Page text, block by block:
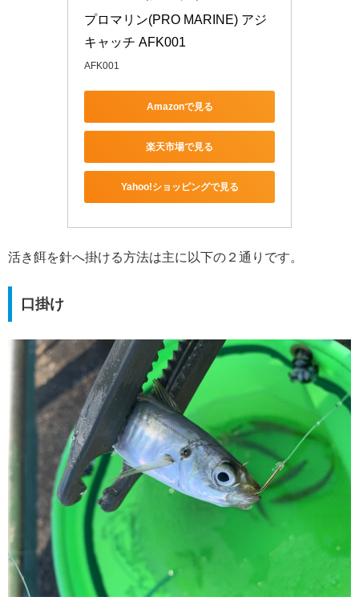
プロマリン(PRO MARINE) アジ
キャッチ AFK001
AFK001
Amazonで見る
楽天市場で見る
Yahoo!ショッピングで見る
活き餌を針へ掛ける方法は主に以下の２通りです。
口掛け